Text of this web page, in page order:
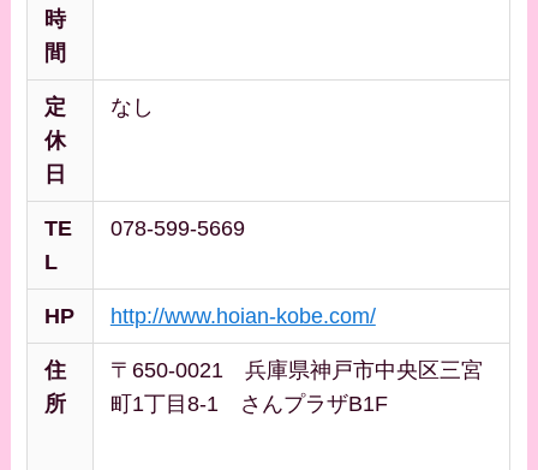
時
間
定
休
日
なし
TE
L
078-599-5669
HP http://www.hoian-kobe.com/
住
所
〒650-0021 兵庫県神戸市中央区三宮
町1丁目8-1 さんプラザB1F